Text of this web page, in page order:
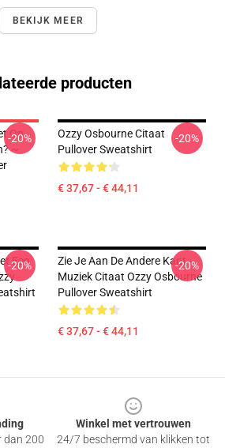
BEKIJK MEER
producten
Op
~
-20%
Ozzy Osbourne Citaat
Pullover Sweatshirt
€ 37,67 - € 44,11
-20%
Een
-20%
Zie Je Aan De Andere Kant -
Muziek Citaat Ozzy Osbourne
Pullover Sweatshirt
€ 37,67 - € 44,11
-20%
dan 200
Winkel met vertrouwen
24/7 beschermd van klikken tot